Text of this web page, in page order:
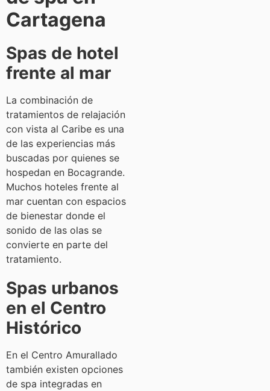
Cartagena
Spas de hotel
frente al mar
La combinación de
tratamientos de relajación
con vista al Caribe es una
de las experiencias más
buscadas por quienes se
hospedan en Bocagrande.
Muchos hoteles frente al
mar cuentan con espacios
de bienestar donde el
sonido de las olas se
convierte en parte del
tratamiento.
Spas urbanos
en el Centro
Histórico
En el Centro Amurallado
también existen opciones
de spa integradas en